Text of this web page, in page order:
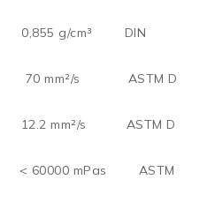
0,855 g/cm³ DIN
70 mm²/s ASTM D
12.2 mm²/s ASTM D
< 60000 mPas ASTM